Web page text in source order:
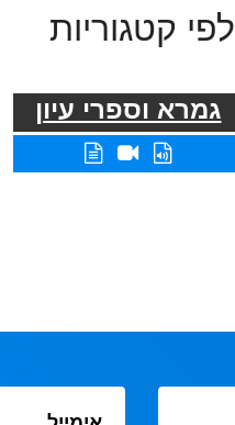
לפי קטגוריות
גמרא וספרי עיון